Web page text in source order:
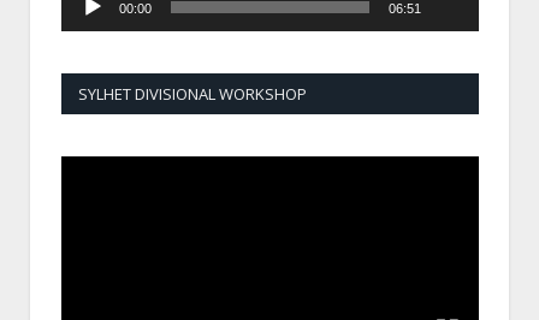
00:00 06:51
SYLHET DIVISIONAL WORKSHOP